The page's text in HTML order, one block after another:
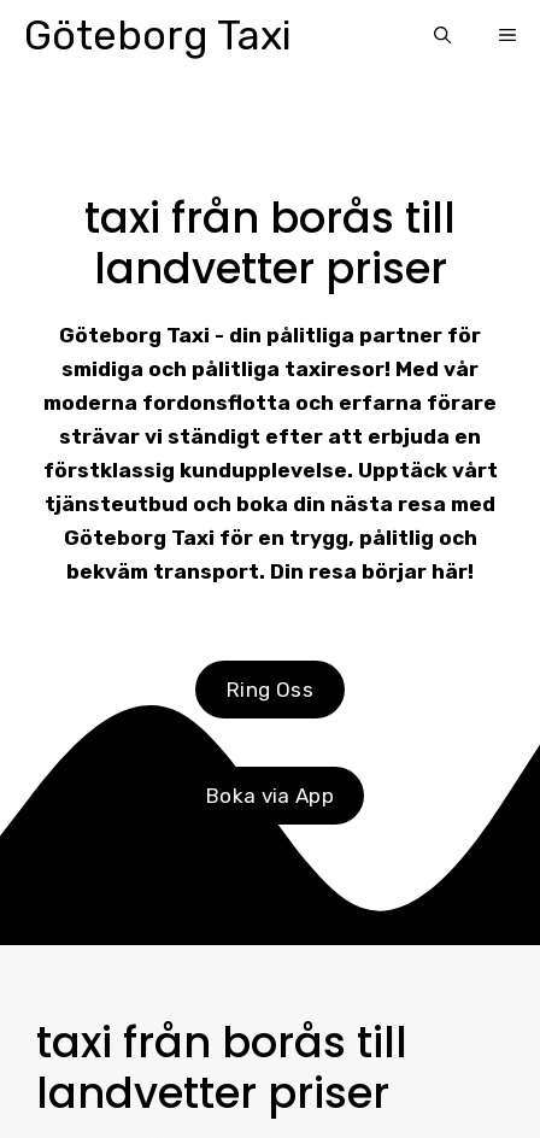
SkipGöteborg Taxi
taxi från borås till
landvetter priser
Göteborg Taxi - din pålitliga partner för
smidiga och pålitliga taxiresor! Med vår
moderna fordonsflotta och erfarna förare
strävar vi ständigt efter att erbjuda en
förstklassig kundupplevelse. Upptäck vårt
tjänsteutbud och boka din nästa resa med
Göteborg Taxi för en trygg, pålitlig och
bekväm transport. Din resa börjar här!
Ring Oss
Boka via App
taxi från borås till
landvetter priser